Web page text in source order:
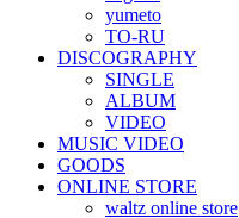
yumeto
TO-RU
DISCOGRAPHY
SINGLE
ALBUM
VIDEO
MUSIC VIDEO
GOODS
ONLINE STORE
waltz online store